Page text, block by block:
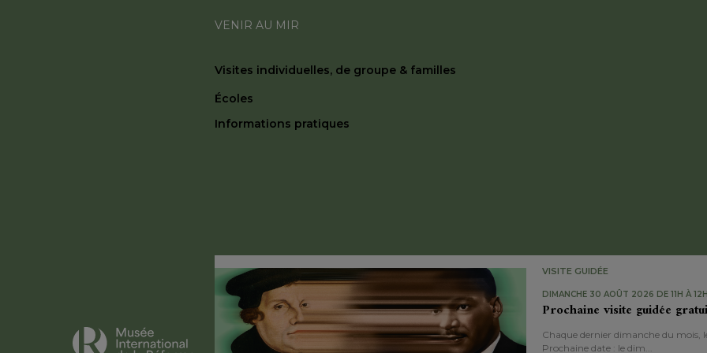
VENIR AU MIR
Visites individuelles, de groupe & familles
Écoles
Informations pratiques
VISITE GUIDÉE
DIMANCHE 30 AOÛT 2026 DE 11H À 12H
Prochaine visite guidée
Chaque dernier dimanche du mois,
Prochaine date : le dim...